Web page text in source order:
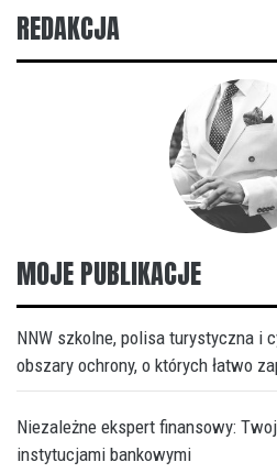
REDAKCJA
MOJE PUBLIKACJE
NNW szkolne, polisa turystyczna i
obszary ochrony, o których łatwo
Niezależne ekspert finansowy:
instytucjami bankowymi